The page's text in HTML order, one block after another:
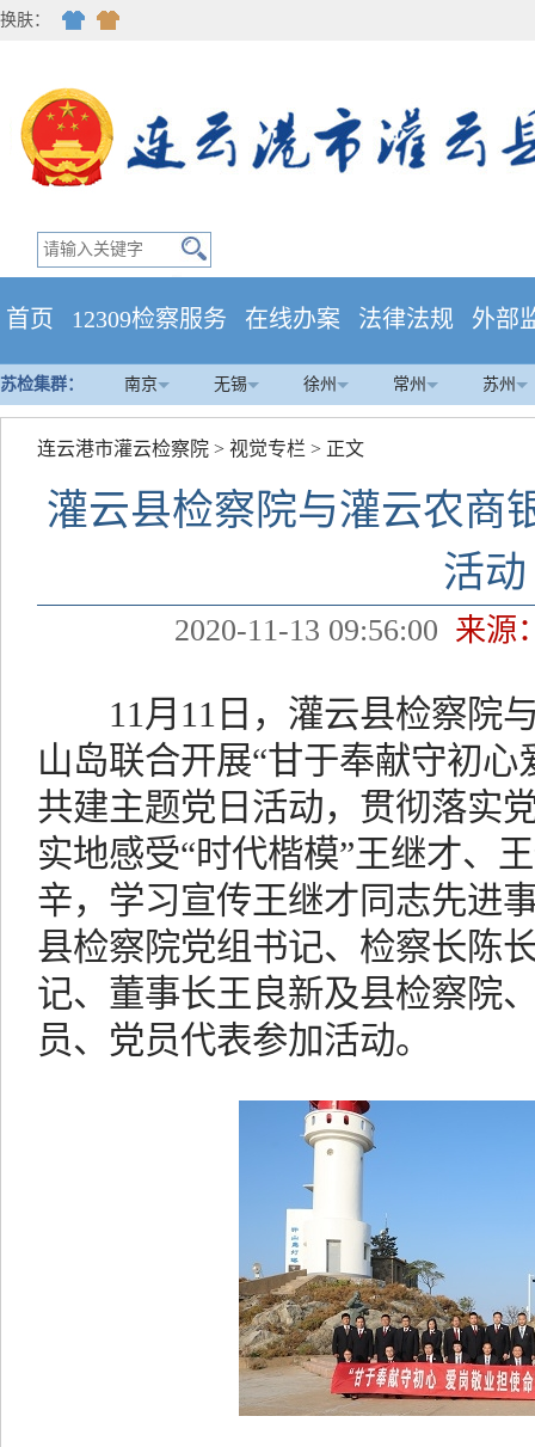
换肤：
首页 12309检察服务 在线办案 法律法规 外部
苏检集群： 南京 无锡 徐州 常州 苏州
连云港市灌云检察院 > 视觉专栏 > 正文
灌云县检察院与灌云农商
活动
2020-11-13 09:56:00 来源
11月11日，灌云县检察院
山岛联合开展“甘于奉献守初
共建主题党日活动，贯彻落实
实地感受“时代楷模”王继才、
辛，学习宣传王继才同志先进
县检察院党组书记、检察长陈
记、董事长王良新及县检察院
员、党员代表参加活动。